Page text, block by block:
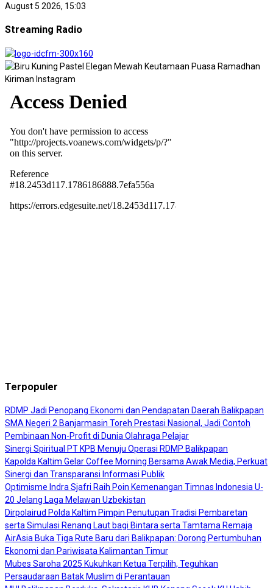
August 5 2026, 15:03
Streaming Radio
Terpopuler
RDMP Jadi Penopang Ekonomi dan Pendapatan Daerah Balikpapan
SMA Negeri 2 Banjarmasin Toreh Prestasi Nasional, Jadi Contoh
Pembinaan Non-Profit di Dunia Olahraga Pelajar
Sinergi Spiritual PT KPB Menuju Operasi RDMP Balikpapan
Kapolda Kaltim Gelar Coffee Morning Bersama Awak Media, Perkuat
Sinergi dan Transparansi Informasi Publik
Optimisme Indra Sjafri Raih Poin Kemenangan Timnas Indonesia U-
20 Jelang Laga Melawan Uzbekistan
Dirpolairud Polda Kaltim Pimpin Penutupan Tradisi Pembaretan
serta Simulasi Renang Laut bagi Bintara serta Tamtama Remaja
AirAsia Buka Tiga Rute Baru dari Balikpapan: Dorong Pertumbuhan
Ekonomi dan Pariwisata Kalimantan Timur
Mubes Saroha 2025 Kukuhkan Ketua Terpilih, Teguhkan
Persaudaraan Batak Muslim di Perantauan